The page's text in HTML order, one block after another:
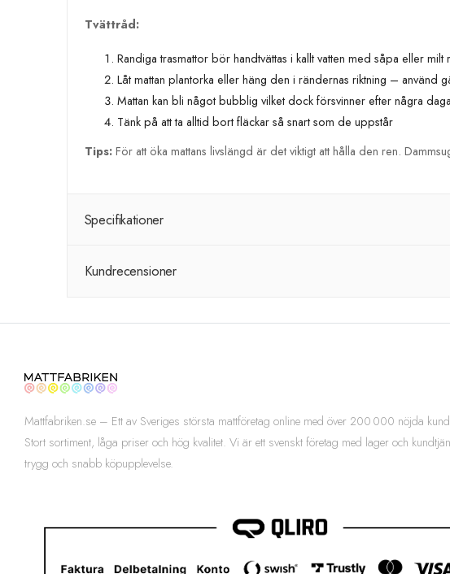
Tvättråd:
Randiga trasmattor bör handtvättas i kallt vatten med såpa eller
Låt mattan plantorka eller häng den i rändernas riktning – använd
Mattan kan bli något bubblig vilket dock försvinner efter några
Tänk på att ta alltid bort fläckar så snart som de uppstår
Tips:För att öka mattans livslängd är det viktigt att hålla den ren.
Specifikationer
Kundrecensioner
Mattfabriken.se – Ett av Sveriges största mattföretag online med över 200 000 nöjda
Stort sortiment, låga priser och hög kvalitet. Vi är ett svenskt företag med lager och
trygg och snabb köpupplevelse.